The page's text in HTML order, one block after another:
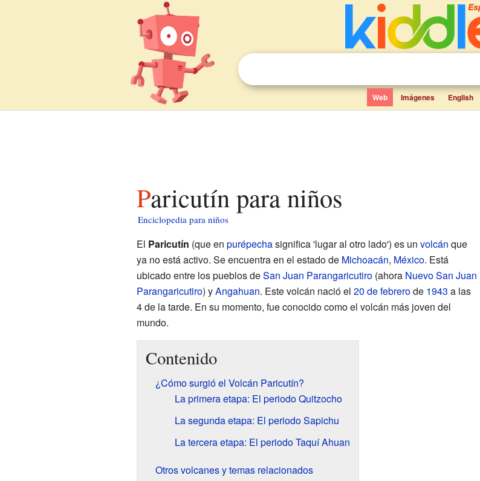
Web Imágenes English
Paricutín para niños
Enciclopedia para niños
El Paricutín (que en purépechasignifica 'lugar al otro lado') es un volcán que
ya no está activo. Se encuentra en el estado de Michoacán, México. Está
ubicado entre los pueblos deSan Juan Parangaricutiro(ahora Nuevo San Juan
Parangaricutiro) yAngahuan. Este volcán nació el 20 de febrerode 1943 a las
4 de la tarde. En su momento, fue conocido como el volcán más joven del
mundo.
Contenido
¿Cómo surgió el Volcán Paricutín?
La primera etapa: El periodo Quitzocho
La segunda etapa: El periodo Sapichu
La tercera etapa: El periodo Taquí Ahuan
Otros volcanes y temas relacionados